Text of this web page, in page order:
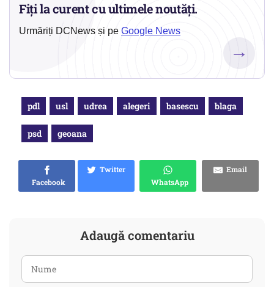
Fiți la curent cu ultimele noutăți.
Urmăriți DCNews și pe Google News
→
pdl usl udrea alegeri basescu blaga
psd geoana
Facebook
Twitter
WhatsApp
Email
Adaugă comentariu